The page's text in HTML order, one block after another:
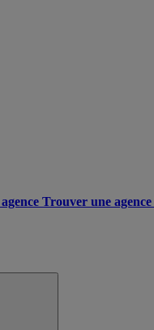
Trouver une agence